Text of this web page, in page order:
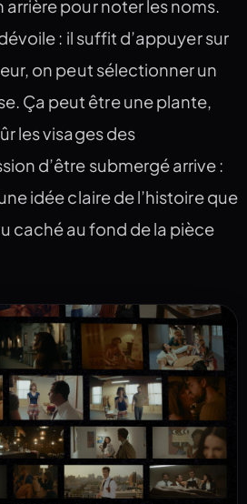
pour noter les noms.
: il suffit d’appuyer sur
on peut sélectionner un
Ça peut être une plante,
les visages des
d’être submergé arrive :
idée claire de l’histoire que
caché au fond de la pièce